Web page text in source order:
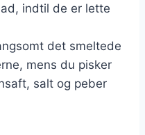
indtil de er lette
det smeltede
mens du pisker
salt og peber